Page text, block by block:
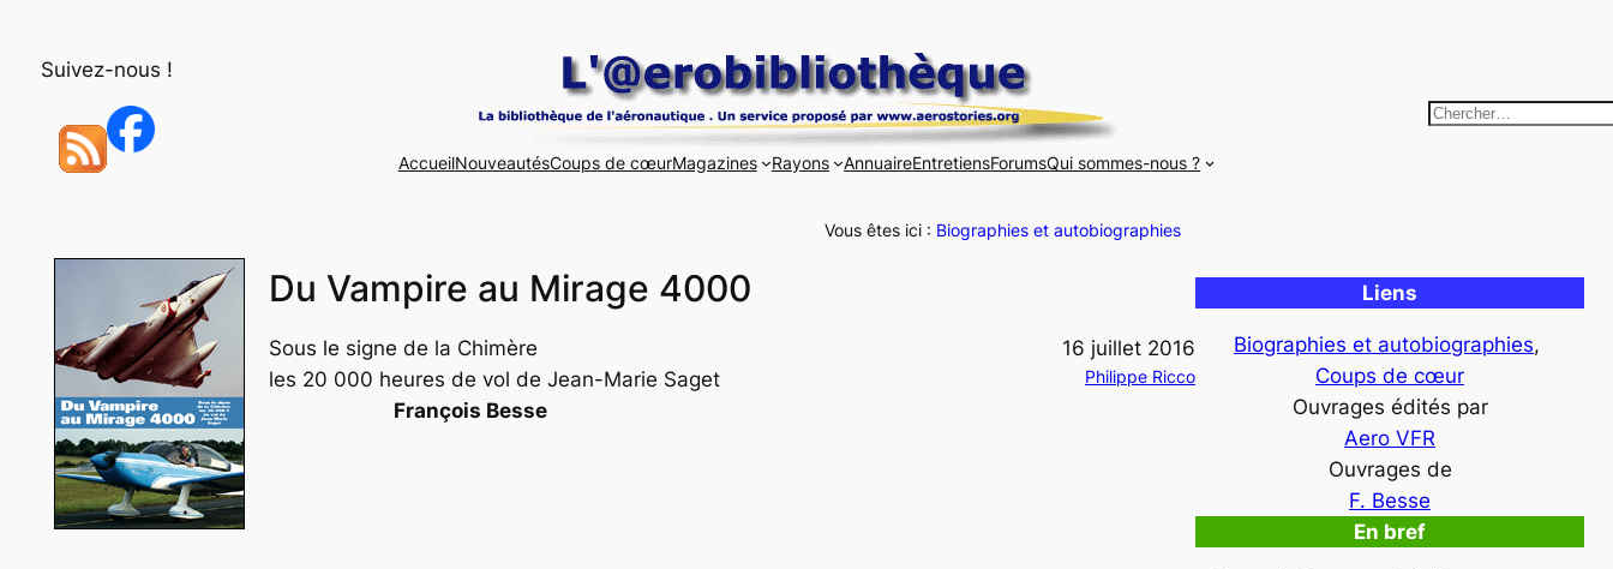
Suivez-nous !
AccueilNouveautésCoups de cœurMagazines Rayons AnnuaireEntretiensForumsQui sommes-nous ?
R
r
c
h
Vous êtes ici : Biographies et autobiographies
Du Vampire au Mirage 4000
Sous le signe de la Chimère
les 20 000 heures de vol de Jean-Marie Saget
François Besse
16 juillet 2016
Philippe Ricco
Liens
Biographies et autobiographies
Coups de cœur
Ouvrages édités par
Aero VFR
Ouvrages de
F. Besse
En bref